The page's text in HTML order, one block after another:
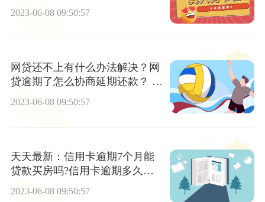
2023-06-08 09:50:57
网贷还不上有什么办法解决？网
贷逾期了怎么协商延期还款？ 环
2023-06-08 09:50:57
天天最新：信用卡逾期7个月能
贷款买房吗?信用卡逾期多久被
拉入黑名单？
2023-06-08 09:50:57